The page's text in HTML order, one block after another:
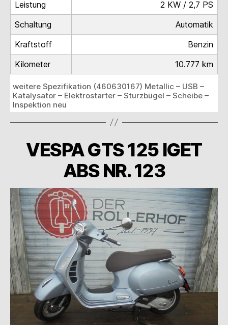
Leistung
2 KW / 2,7 PS
Schaltung
Automatik
Kraftstoff
Benzin
Kilometer
10.777 km
weitere Spezifikation (460630167) Metallic – USB –
Katalysator – Elektrostarter – Sturzbügel – Scheibe –
Inspektion neu
VESPA GTS 125 IGET
ABS NR. 123